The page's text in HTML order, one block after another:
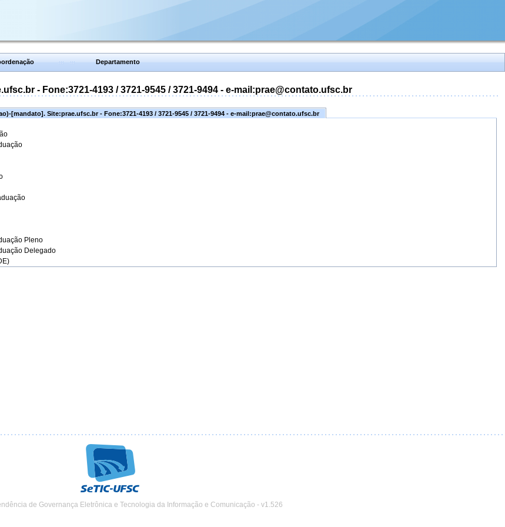
Departamento
- Fone:3721-4193 / 3721-9545 / 3721-9494 - e-mail:prae@contato.ufsc.br
[mandato]. Site:prae.ufsc.br - Fone:3721-4193 / 3721-9545 / 3721-9494 - e-mail:prae@contato.ufsc.br
Pleno
Delegado
de Governança Eletrônica e Tecnologia da Informação e Comunicação - v1.526